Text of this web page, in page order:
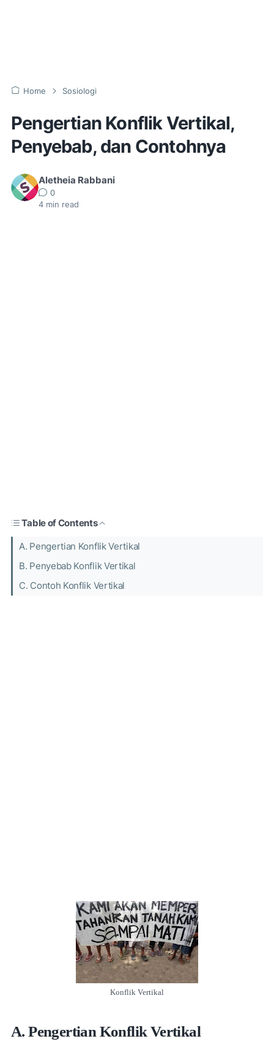
Home Sosiologi
Pengertian Konflik Vertikal,
Penyebab, dan Contohnya
Aletheia Rabbani
0
4 min read
Table of Contents
A. Pengertian Konflik Vertikal
B. Penyebab Konflik Vertikal
C. Contoh Konflik Vertikal
Konflik Vertikal
A. Pengertian Konflik Vertikal